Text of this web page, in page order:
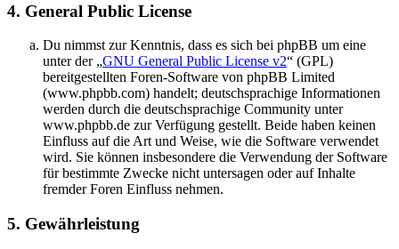
4. General Public License
Du nimmst zur Kenntnis, dass es sich bei phpBB um eine
unter der „GNU General Public License v2“ (GPL)
bereitgestellten Foren-Software von phpBB Limited
(www.phpbb.com) handelt; deutschsprachige Informationen
werden durch die deutschsprachige Community unter
www.phpbb.de zur Verfügung gestellt. Beide haben keinen
Einfluss auf die Art und Weise, wie die Software verwendet
wird. Sie können insbesondere die Verwendung der Software
für bestimmte Zwecke nicht untersagen oder auf Inhalte
fremder Foren Einfluss nehmen.
5. Gewährleistung